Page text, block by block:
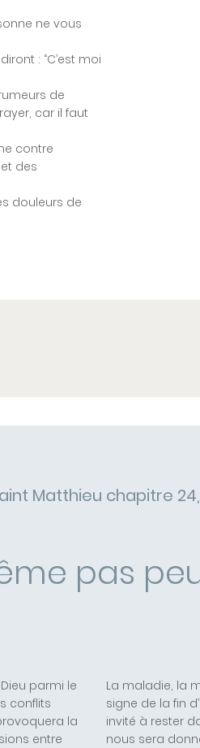
ne vous
: “C’est moi
de
car il faut
contre
des
douleurs de
Matthieu chapitre
pas
parmi le
conflits
la
entre
La maladie, la
signe de la fin
invité à rester
nous sera